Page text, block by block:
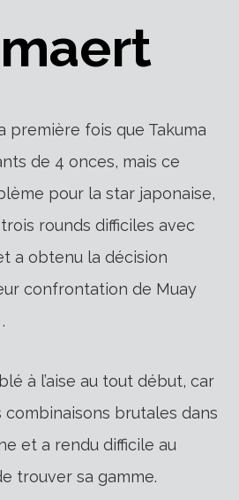
première fois que Takuma
de 4 onces, mais ce
pour la star japonaise,
trois rounds difficiles avec
a obtenu la décision
confrontation de Muay
à l’aise au tout début, car
combinaisons brutales dans
et a rendu difficile au
trouver sa gamme.